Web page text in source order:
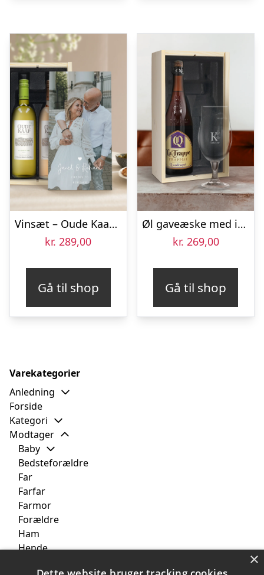
Vinsæt – Oude Kaap Rosé og Hvid
kr. 289,00
Gå til shop
Øl gaveæske med indgraveret glas – La Trappe Quadrupel
kr. 269,00
Gå til shop
Varekategorier
Anledning
Forside
Kategori
Modtager
Baby
Bedsteforældre
Far
Farfar
Farmor
Forældre
Ham
Hende
×